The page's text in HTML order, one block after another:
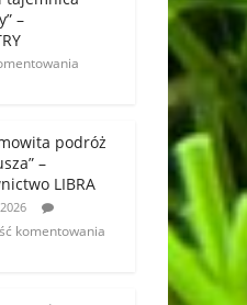
–
podróż
–
LIBRA
komentowania